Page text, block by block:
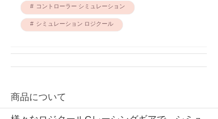
コントローラー シミュレーション
シミュレーション ロジクール
商品について